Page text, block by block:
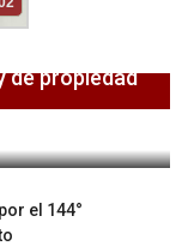
de propiedad
el 144°